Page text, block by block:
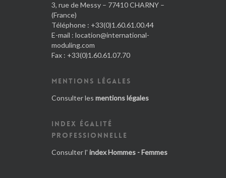
3, rue de Messy – 77410 CHARNY –
(France)
Téléphone : +33(0)1.60.61.00.44
E-mail : location@international-
moduling.com
Fax : +33(0)1.60.61.07.70
MENTIONS LÉGALES
Consulter les mentions légales
INDEX ÉGALITÉ
PROFESSIONNELLE
Consulter l' index Hommes - Femmes